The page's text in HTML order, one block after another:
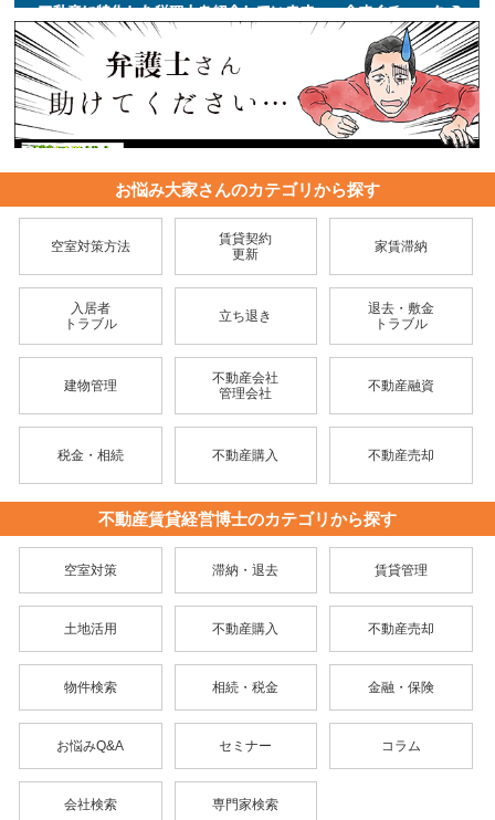
お悩み大家さんのカテゴリから探す
空室対策方法
賃貸契約
更新
家賃滞納
入居者
トラブル
立ち退き
退去・敷金
トラブル
建物管理
不動産会社
管理会社
不動産融資
税金・相続 不動産購入 不動産売却
不動産賃貸経営博士のカテゴリから探す
空室対策 滞納・退去 賃貸管理
土地活用 不動産購入 不動産売却
物件検索 相続・税金 金融・保険
お悩みQ&A セミナー コラム
会社検索 専門家検索